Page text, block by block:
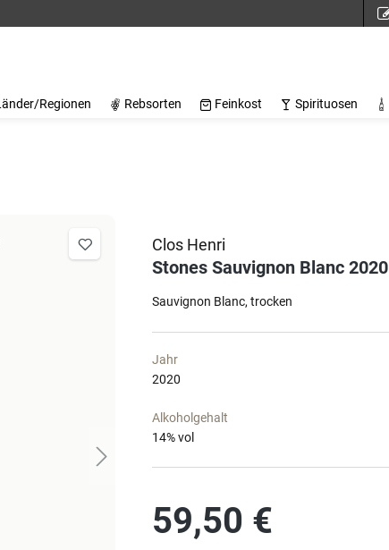
Regionen Rebsorten Feinkost Spirituosen
Clos Henri
Stones Sauvignon Blanc 2020
Sauvignon Blanc trocken
Jahr
2020
Alkoholgehalt
14% vol
59,50 €